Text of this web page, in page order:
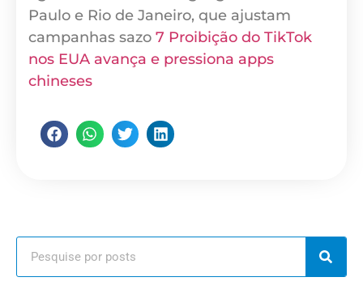
Paulo e Rio de Janeiro, que ajustam
campanhas sazo 7 Proibição do TikTok
nos EUA avança e pressiona apps
chineses